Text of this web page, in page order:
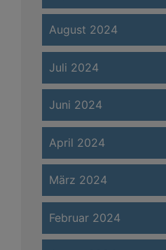
August 2024
Juli 2024
Juni 2024
April 2024
März 2024
Februar 2024